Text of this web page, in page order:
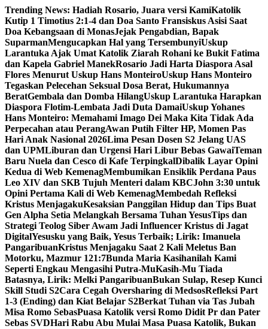
Skip
to
content
Trending News: Hadiah Rosario, Juara versi KamiKatolik
Kutip 1 Timotius 2:1-4 dan Doa Santo Fransiskus Asisi Saat
Doa Kebangsaan di MonasJejak Pengabdian, Bapak
SuparmanMengucapkan Hal yang TersembunyiUskup
Larantuka Ajak Umat Katolik Ziarah Rohani ke Bukit Fatima
dan Kapela Gabriel ManekRosario Jadi Harta Diaspora Asal
Flores Menurut Uskup Hans MonteiroUskup Hans Monteiro
Tegaskan Pelecehan Seksual Dosa Berat, Hukumannya
BeratGembala dan Domba HilangUskup Larantuka Harapkan
Diaspora Flotim-Lembata Jadi Duta DamaiUskup Yohanes
Hans Monteiro: Memahami Imago Dei Maka Kita Tidak Ada
Perpecahan atau PerangAwan Putih Filter HP, Momen Pas
Hari Anak Nasional 2026Lima Pesan Dosen S2 Jelang UAS
dan UPMLiburan dan Urgensi Hari Libur Bebas GawaiTeman
Baru Nuela dan Cesco di Kafe TerpingkalDibalik Layar Opini
Kedua di Web KemenagMembumikan Ensiklik Perdana Paus
Leo XIV dan SKB Tujuh Menteri dalam KBCJohn 3:30 untuk
Opini Pertama Kali di Web KemenagMembedah Refleksi
Kristus MenjagakuKesaksian Panggilan Hidup dan Tips Buat
Gen Alpha Setia Melangkah Bersama Tuhan YesusTips dan
Strategi Teolog Siber Awam Jadi Influencer Kristus di Jagat
DigitalYesusku yang Baik, Yesus Terbaik; Lirik: Imanuela
PangaribuanKristus Menjagaku Saat 2 Kali Meletus Ban
Motorku, Mazmur 121:7Bunda Maria Kasihanilah Kami
Seperti Engkau Mengasihi Putra-MuKasih-Mu Tiada
Batasnya, Lirik: Melki PangaribuanBukan Sulap, Resep Kunci
Skill Studi S2Cara Cegah Oversharing di MedsosRefleksi Part
1-3 (Ending) dan Kiat Belajar S2Berkat Tuhan via Tas Jubah
Misa Romo SebasPuasa Katolik versi Romo Didit Pr dan Pater
Sebas SVDHari Rabu Abu Mulai Masa Puasa Katolik, Bukan